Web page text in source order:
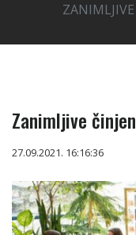
Zanimljive
27.09.2021. 16:16:36